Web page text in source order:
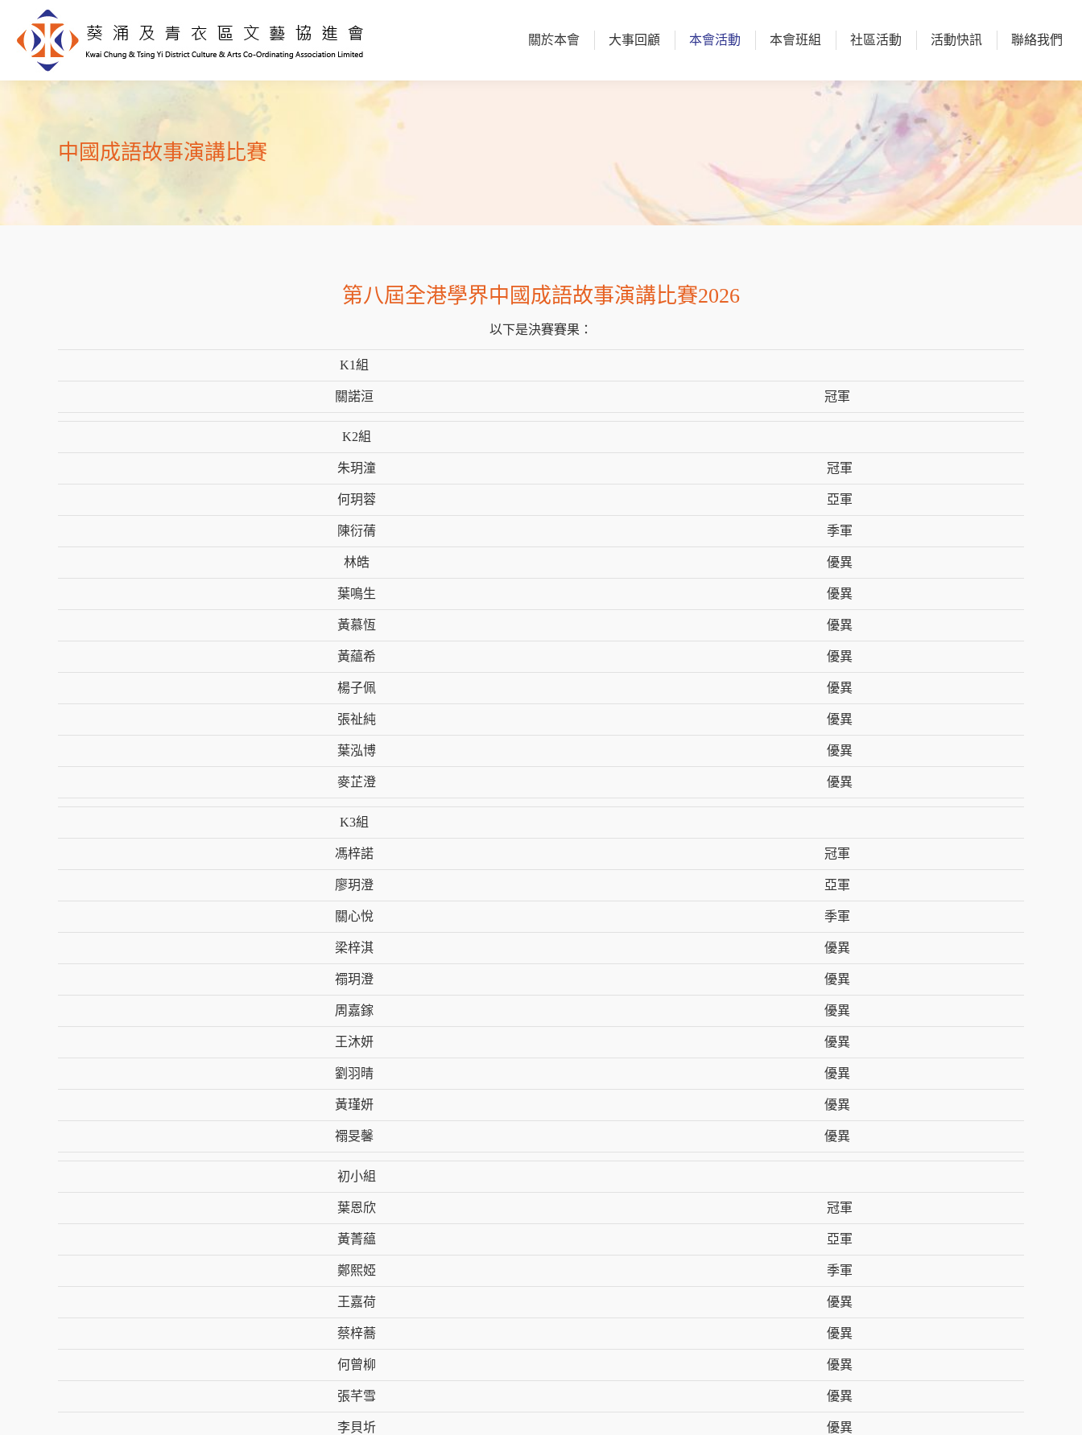
關於本會 大事回顧 本會活動 本會班組 社區活動 活動快訊 聯絡我們
中國成語故事演講比賽
第八屆全港學界中國成語故事演講比賽2026
以下是決賽賽果：
K1組
關諾洹 冠軍
K2組
朱玥潼 冠軍
何玥蓉 亞軍
陳衍蒨 季軍
林皓 優異
葉鳴生 優異
黃慕恆 優異
黃藴希 優異
楊子佩 優異
張祉純 優異
葉泓博 優異
麥芷澄 優異
K3組
馮梓諾 冠軍
廖玥澄 亞軍
關心悅 季軍
梁梓淇 優異
禤玥澄 優異
周嘉鎵 優異
王沐妍 優異
劉羽晴 優異
黃瑾妍 優異
𧝁旻馨 優異
初小組
葉恩欣 冠軍
黃菁藴 亞軍
鄭熙婭 季軍
王嘉荷 優異
蔡梓蕎 優異
何曾柳 優異
張芊雪 優異
李貝圻 優異
關於本會 大事回顧 本會活動 本會班組 社區活動 活動快訊 聯絡我們